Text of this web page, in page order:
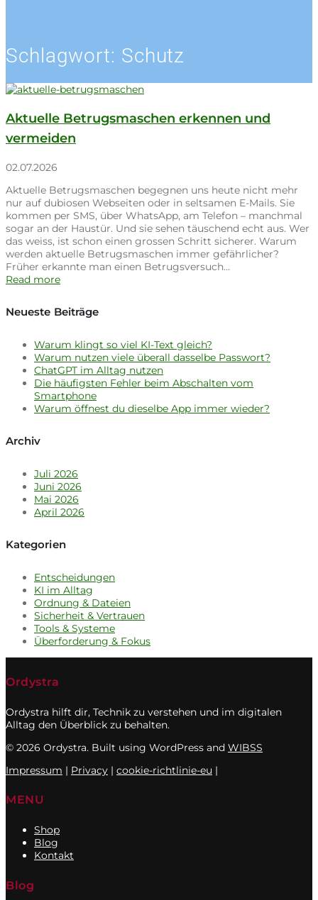
Schlagwort: Schutz
Aktuelle Betrugsmaschen erkennen und
vermeiden
02.07.2026
Aktuelle Betrugsmaschen begegnen uns heute nicht mehr
nur auf dubiosen Webseiten oder in seltsamen E-Mails. Sie
kommen per SMS, über WhatsApp, am Telefon – manchmal
sogar an der Haustür. Und sie sehen täuschend echt aus. Wer
das weiss, ist schon einen grossen Schritt sicherer. Warum
werden aktuelle Betrugsmaschen immer gefährlicher?
Früher erkannte man einen Betrugsversuch…
Read more
Neueste Beiträge
Warum klingt so viel KI-Text gleich?
Warum nutzen viele überall dasselbe Passwort?
ChatGPT im Alltag nutzen
Die häufigsten Fehler beim Abschalten vom
Smartphone
Warum öffnest du dieselbe App immer wieder?
Archiv
Juli 2026
Juni 2026
Mai 2026
April 2026
Kategorien
Entscheidungen
KI im Alltag
Ordnung & Dateien
Sicherheit & Vertrauen
Tools & Systeme
Überforderung & Fokus
Ordystra
Ordystra hilft dir, Technik zu verstehen und im digitalen
Alltag den Überblick zu behalten.
© 2026 Ordystra. Built using WordPress and WIBSS
Impressum | Privacy | cookie-richtlinie-eu |
MENU
Shop
Blog
Kontakt
Blog